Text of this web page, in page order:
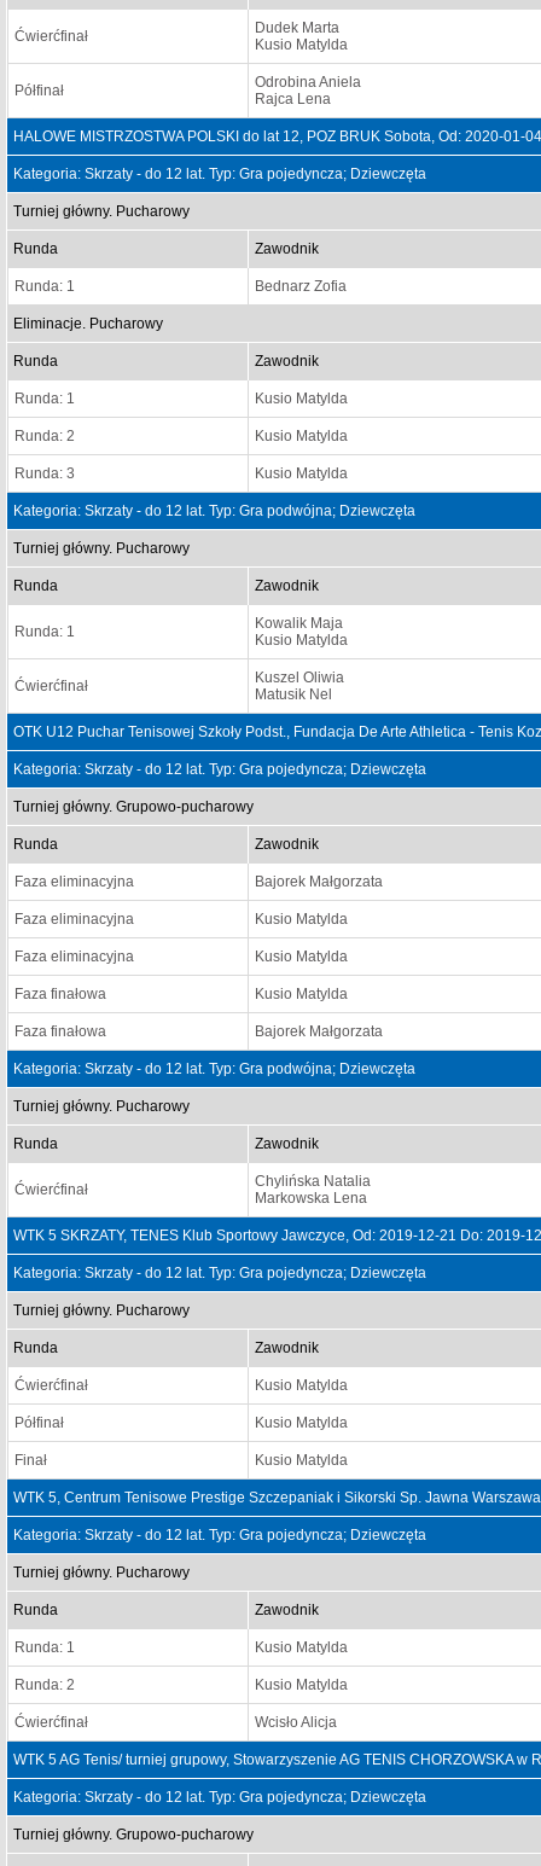
Ćwierćfinał
Dudek Marta
Kusio Matylda
Półfinał
Odrobina Aniela
Rajca Lena
HALOWE MISTRZOSTWA POLSKI do lat 12, POZ BRUK Sobota, Od: 2020-01-
Kategoria: Skrzaty - do 12 lat. Typ: Gra pojedyncza; Dziewczęta
Turniej główny. Pucharowy
Runda Zawodnik
Runda: 1 Bednarz Zofia
Eliminacje. Pucharowy
Runda Zawodnik
Runda: 1 Kusio Matylda
Runda: 2 Kusio Matylda
Runda: 3 Kusio Matylda
Kategoria: Skrzaty - do 12 lat. Typ: Gra podwójna; Dziewczęta
Turniej główny. Pucharowy
Runda Zawodnik
Runda: 1
Kowalik Maja
Kusio Matylda
Ćwierćfinał
Kuszel Oliwia
Matusik Nel
OTK U12 Puchar Tenisowej Szkoły Podst., Fundacja De Arte Athletica - Tenis
Kategoria: Skrzaty - do 12 lat. Typ: Gra pojedyncza; Dziewczęta
Turniej główny. Grupowo-pucharowy
Runda Zawodnik
Faza eliminacyjna Bajorek Małgorzata
Faza eliminacyjna Kusio Matylda
Faza eliminacyjna Kusio Matylda
Faza finałowa Kusio Matylda
Faza finałowa Bajorek Małgorzata
Kategoria: Skrzaty - do 12 lat. Typ: Gra podwójna; Dziewczęta
Turniej główny. Pucharowy
Runda Zawodnik
Ćwierćfinał
Chylińska Natalia
Markowska Lena
WTK 5 SKRZATY, TENES Klub Sportowy Jawczyce, Od: 2019-12-21 Do: 2019-
Kategoria: Skrzaty - do 12 lat. Typ: Gra pojedyncza; Dziewczęta
Turniej główny. Pucharowy
Runda Zawodnik
Ćwierćfinał Kusio Matylda
Półfinał Kusio Matylda
Finał Kusio Matylda
WTK 5, Centrum Tenisowe Prestige Szczepaniak i Sikorski Sp. Jawna
Kategoria: Skrzaty - do 12 lat. Typ: Gra pojedyncza; Dziewczęta
Turniej główny. Pucharowy
Runda Zawodnik
Runda: 1 Kusio Matylda
Runda: 2 Kusio Matylda
Ćwierćfinał Wcisło Alicja
WTK 5 AG Tenis/ turniej grupowy, Stowarzyszenie AG TENIS CHORZOWSKA
Kategoria: Skrzaty - do 12 lat. Typ: Gra pojedyncza; Dziewczęta
Turniej główny. Grupowo-pucharowy